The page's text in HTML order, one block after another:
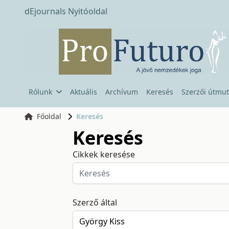
dEjournals Nyitóoldal
Rólunk Aktuális Archívum Keresés Szerzői
Főoldal Keresés
Keresés
Cikkek keresése
Szerző által